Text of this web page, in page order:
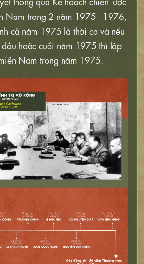
Nam trong 2 năm 1975 - 1976,
cả năm 1975 là thời cơ và nếu
hoặc cuối năm 1975 thì lập
Nam trong năm 1975.